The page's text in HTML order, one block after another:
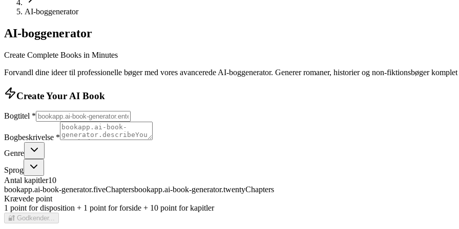
AI-boggenerator
AI-boggenerator
Create Complete Books in Minutes
Forvandl dine ideer til professionelle bøger med vores avancerede AI-boggenerator. Generer romaner, historier og non-fiktionsbøger
Create Your AI Book
Bogtitel *
Bogbeskrivelse *
Genre
Sprog
Antal kapitler10
bookapp.ai-book-generator.fiveChaptersbookapp.ai-book-generator.twentyChapters
Krævede point
1 point for disposition + 1 point for forside + 10 point for kapitler
🔐 Godkender...